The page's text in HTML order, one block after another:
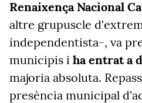
Renaixença Nacional
altre grupuscle
independentista-, va
municipis i ha entrat a
majoria absoluta.
presència municipal